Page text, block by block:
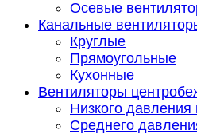
Осевые
Канальные
Круглые
Прямоугольные
Кухонные
Вентиляторы
Низкого давления
Среднего